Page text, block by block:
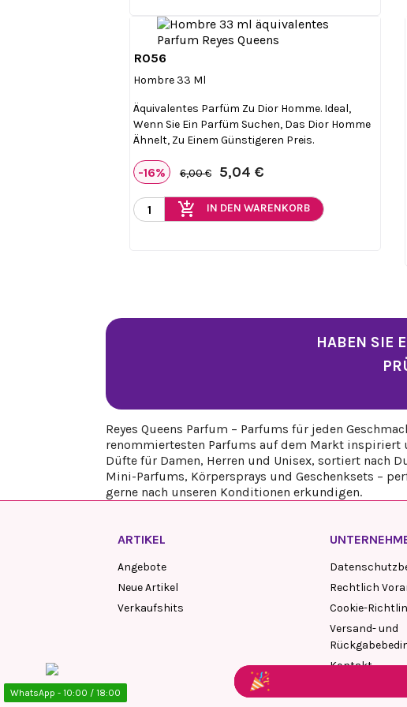
R056
Hombre 33 Ml
Äquivalentes Parfüm Zu Dior Homme. Ideal,
Wenn Sie Ein Parfüm Suchen, Das Dior Homme
Ähnelt, Zu Einem Günstigeren Preis.
-16% 6,00 € 5,04 €
add_shopping_cart IN DEN WARENKORB
HABEN SIE
Reyes Queens Parfum – Parfums für jeden
renommiertesten Parfums auf dem Markt inspiriert
Düfte für Damen, Herren und Unisex, sortiert
Mini-Parfums, Körpersprays und Geschenksets –
gerne nach unseren Konditionen erkundigen.
ARTIKEL
Angebote
Neue Artikel
Verkaufshits
Rechtlich
Cookie-
Versand- und
Kontakt
WhatsApp - 10:00 / 18:00